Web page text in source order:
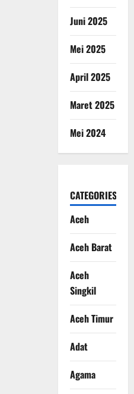
Juni 2025
Mei 2025
April 2025
Maret 2025
Mei 2024
CATEGORIES
Aceh
Aceh Barat
Aceh
Singkil
Aceh Timur
Adat
Agama